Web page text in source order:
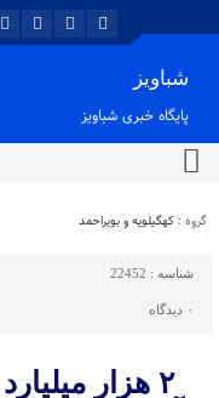
شباویز
پایگاه خبری شباویز
گروه : کهگیلویه و بویراحمد
شناسه : 22452
۰ دیدگاه
۲ هزار